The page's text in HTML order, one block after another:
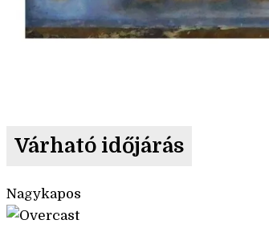
Várható időjárás
Nagykapos